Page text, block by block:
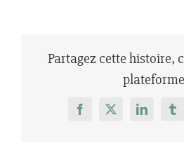
Partagez cette histoire,
Facebook
X LinkedIn